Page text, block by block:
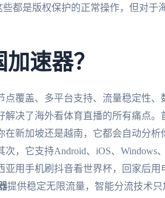
都是版权保护的正常操作，但对于
速器？
覆盖、多平台支持、流量稳定性、
决了海外看体育直播的所有痛点。
新加坡还是越南，它都会自动分析
，它支持Android、iOS、Windows
用手机刷抖音看世界杯，回家后用
提供稳定无限流量，智能分流技术只